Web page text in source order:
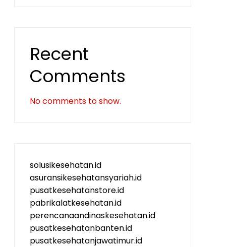
Recent
Comments
No comments to show.
solusikesehatan.id
asuransikesehatansyariah.id
pusatkesehatanstore.id
pabrikalatkesehatan.id
perencanaandinaskesehatan.id
pusatkesehatanbanten.id
pusatkesehatanjawatimur.id